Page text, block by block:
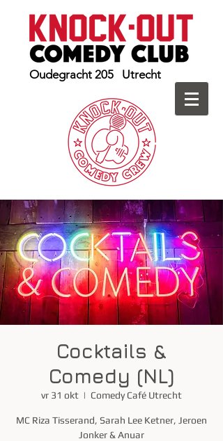
Oudegracht 205 Utrecht
Cocktails &
Comedy (NL)
vr 31 okt
  |
Comedy Café Utrecht
MC Riza Tisserand, Sarah Lee Ketner, Jeroen
Jonker & Anuar